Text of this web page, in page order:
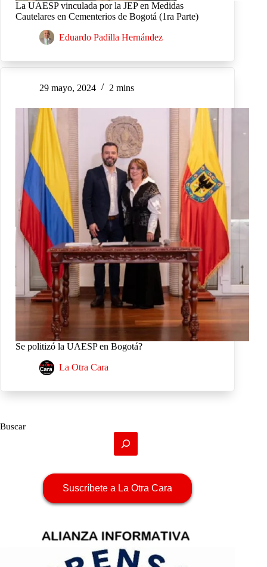
La UAESP vinculada por la JEP en Medidas
Cautelares en Cementerios de Bogotá (1ra Parte)
Eduardo Padilla Hernández
29 mayo, 2024 2 mins
Se politizó la UAESP en Bogotá?
La Otra Cara
Buscar
Suscríbete a La Otra Cara